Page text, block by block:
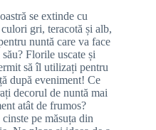
se extinde cu
gri, teracotă și alb,
nuntă care va face
Florile uscate și
să îl utilizați pentru
după eveniment! Ce
decorul de nuntă mai
atât de frumos?
pe măsuța din